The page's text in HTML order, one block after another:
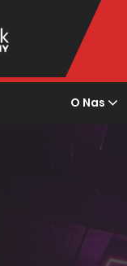
O Nas